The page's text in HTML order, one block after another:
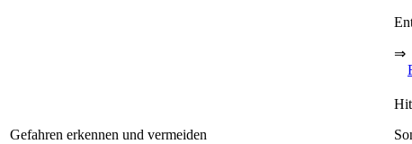
⇒
Gefahren erkennen und vermeiden